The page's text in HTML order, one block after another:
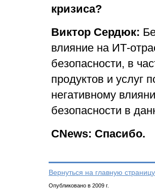
кризиса?
Виктор Сердюк:
влияние на ИТ-
безопасности, в
продуктов и услуг
негативному
безопасности в
CNews: Спасибо.
Вернуться на главную
Опубликовано в 2009 г.